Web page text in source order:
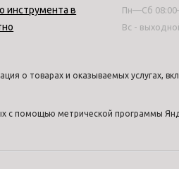
инструмента в
Пн—Сб
Вс -
о товарах и оказываемых услугах,
с помощью метрической программы